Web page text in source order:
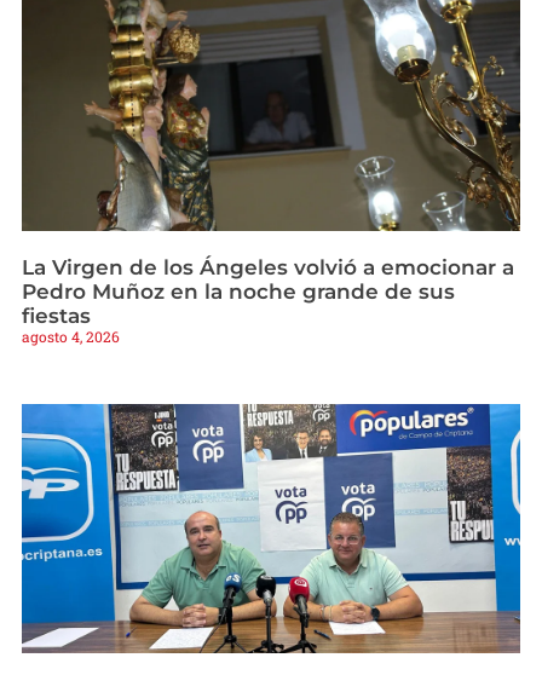
La Virgen de los Ángeles volvió a emocionar a
Pedro Muñoz en la noche grande de sus
fiestas
agosto 4, 2026